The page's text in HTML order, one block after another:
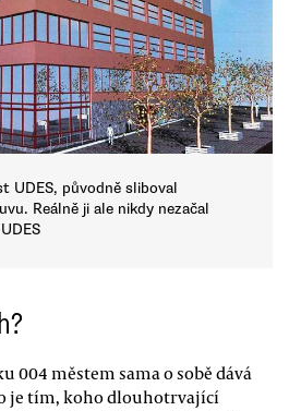
UDES, původně sliboval
Reálně ji ale nikdy nezačal
004 městem sama o sobě dává
je tím, koho dlouhotrvající